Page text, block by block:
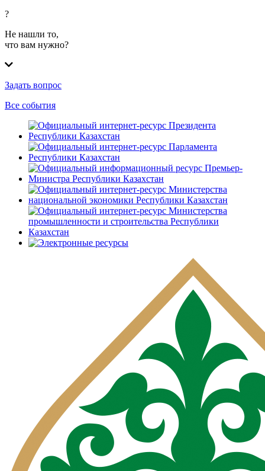
?
Не нашли то,
что вам нужно?
Задать вопрос
Все события